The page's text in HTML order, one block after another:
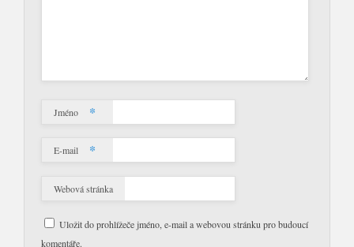
Jméno *
E-mail *
Webová stránka
Uložit do prohlížeče jméno, e-mail a webovou stránku pro budoucí
komentáře.